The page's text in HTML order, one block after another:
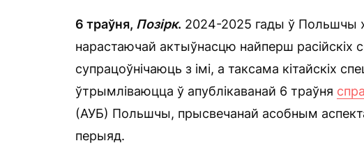
6 траўня, Позірк. 2024-2025 гады ў Польшчы
нарастаючай актыўнасцю найперш расійскіх
супрацоўнічаюць з імі, а таксама кітайскіх
ўтрымліваюцца ў апублікаванай 6 траўня
(АУБ) Польшчы, прысвечанай асобным
перыяд.